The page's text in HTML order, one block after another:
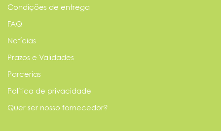
Condições de entrega
FAQ
Notícias
Prazos e Validades
Parcerias
Política de privacidade
Quer ser nosso fornecedor?